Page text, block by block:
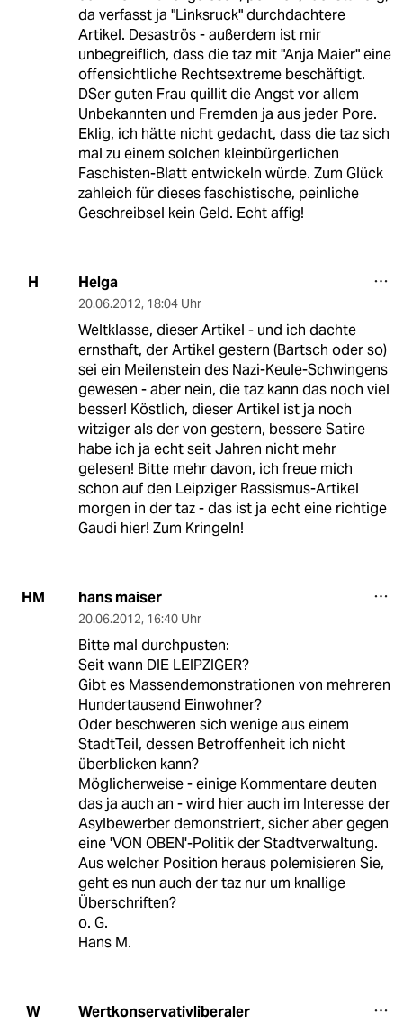
da verfasst ja "Linksruck" durchdachtere
Artikel. Desaströs - außerdem ist mir
unbegreiflich, dass die taz mit "Anja Maier" eine
offensichtliche Rechtsextreme beschäftigt.
DSer guten Frau quillit die Angst vor allem
Unbekannten und Fremden ja aus jeder Pore.
Eklig, ich hätte nicht gedacht, dass die taz sich
mal zu einem solchen kleinbürgerlichen
Faschisten-Blatt entwickeln würde. Zum Glück
zahleich für dieses faschistische, peinliche
Geschreibsel kein Geld. Echt affig!
H Helga
20.06.2012, 18:04 Uhr
Weltklasse, dieser Artikel - und ich dachte
ernsthaft, der Artikel gestern (Bartsch oder so)
sei ein Meilenstein des Nazi-Keule-Schwingens
gewesen - aber nein, die taz kann das noch viel
besser! Köstlich, dieser Artikel ist ja noch
witziger als der von gestern, bessere Satire
habe ich ja echt seit Jahren nicht mehr
gelesen! Bitte mehr davon, ich freue mich
schon auf den Leipziger Rassismus-Artikel
morgen in der taz - das ist ja echt eine richtige
Gaudi hier! Zum Kringeln!
HM hans maiser
20.06.2012, 16:40 Uhr
Bitte mal durchpusten:
Seit wann DIE LEIPZIGER?
Gibt es Massendemonstrationen von mehreren
Hundertausend Einwohner?
Oder beschweren sich wenige aus einem
StadtTeil, dessen Betroffenheit ich nicht
überblicken kann?
Möglicherweise - einige Kommentare deuten
das ja auch an - wird hier auch im Interesse der
Asylbewerber demonstriert, sicher aber gegen
eine 'VON OBEN'-Politik der Stadtverwaltung.
Aus welcher Position heraus polemisieren Sie,
geht es nun auch der taz nur um knallige
Überschriften?
o. G.
Hans M.
W Wertkonservativliberaler